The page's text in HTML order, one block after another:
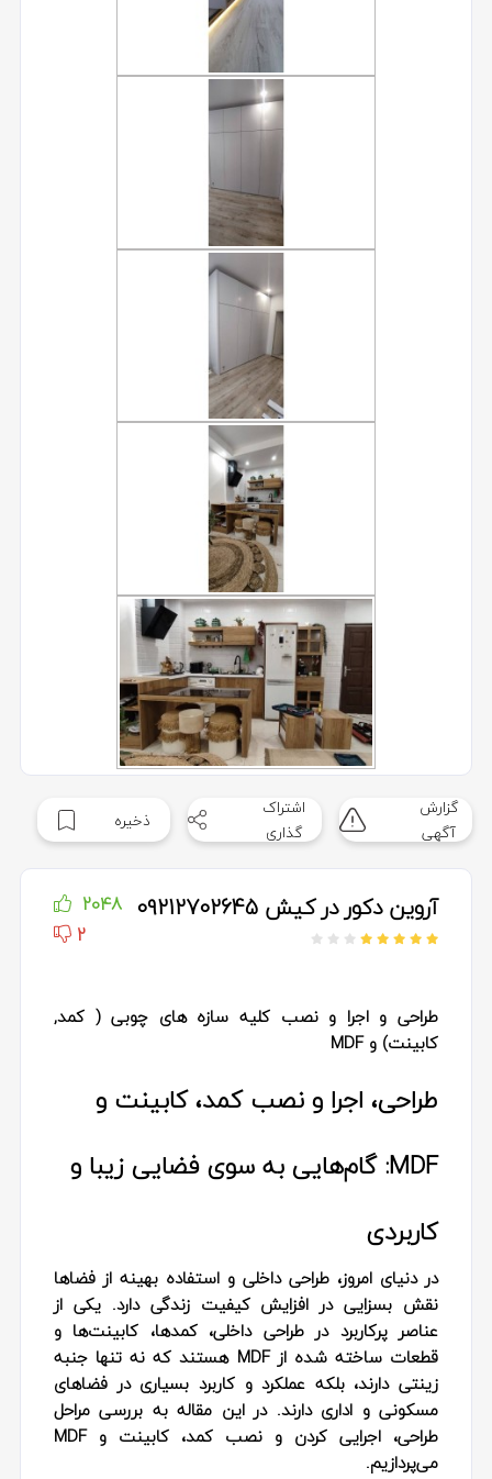
گزارش
آگهی
اشتراک
گذاری
ذخیره
آروین دکور در کیش 09212702645
2048
2
طراحی و اجرا و نصب کلیه سازه های چوبی ( کمد,
کابینت) و MDF
طراحی، اجرا و نصب کمد، کابینت و
MDF: گام‌هایی به سوی فضایی زیبا و
کاربردی
در دنیای امروز، طراحی داخلی و استفاده بهینه از فضاها
نقش بسزایی در افزایش کیفیت زندگی دارد. یکی از
عناصر پرکاربرد در طراحی داخلی،کمدها، کابینت‌ها و
قطعات ساخته شده از MDF
هستند که نه تنها جنبه
زینتی دارند، بلکه عملکرد و کاربرد بسیاری در فضاهای
مسکونی و اداری دارند. در این مقاله به بررسی مراحل
طراحی، اجرایی کردن و نصب کمد، کابینت و MDF
می‌پردازیم.